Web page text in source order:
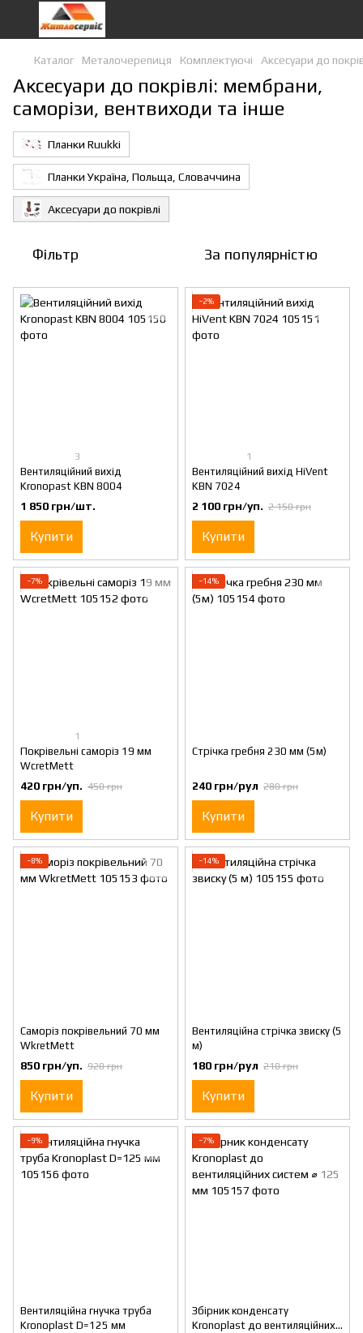
Каталог Металочерепиця Комплектуючі Аксесуари до
Аксесуари до покрівлі: мембрани,
саморізи, вентвиходи та інше
Планки Ruukki
Планки Україна, Польща, Словаччина
Аксесуари до покрівлі
Фільтр За популярністю
3
Вентиляційний вихід
Kronopast KBN 8004
1 850 грн/шт.
Купити
−2%
1
Вентиляційний вихід HiVent
KBN 7024
2 100 грн/уп. 2 150 грн
Купити
−7%
1
Покрівельні саморіз 19 мм
WcretMett
420 грн/уп. 450 грн
Купити
−14%
Стрічка гребня 230 мм (5м)
240 грн/рул 280 грн
Купити
−8%
Саморіз покрівельний 70 мм
WkretMett
850 грн/уп. 920 грн
Купити
−14%
Вентиляційна стрічка звиску (5
м)
180 грн/рул 210 грн
Купити
−9%
Вентиляційна гнучка труба
Kronoplast D=125 мм
−7%
Збірник конденсату
Kronoplast до вентиляційних